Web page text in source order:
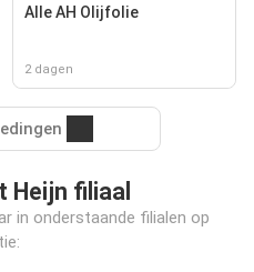
Alle AH Olijfolie
2 dagen
filiaal
in onderstaande filialen op